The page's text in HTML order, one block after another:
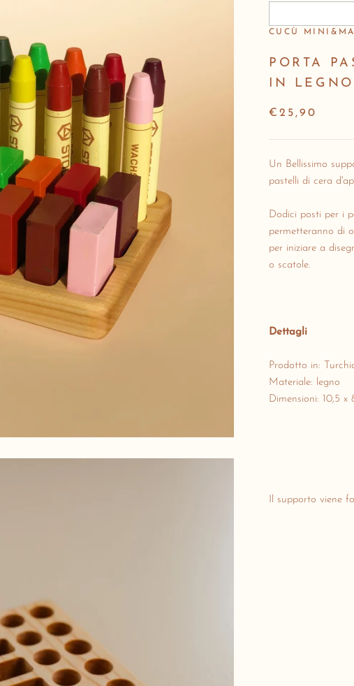
CUCÙ
PORTA
IN
€25,90
Un Bellissimo
pastelli di cera
Dodici posti per i
permetteranno di
per iniziare a
o scatole.
Dettagli
Prodotto in:
Materiale: legno
Dimensioni: 10,5 x
Il supporto viene